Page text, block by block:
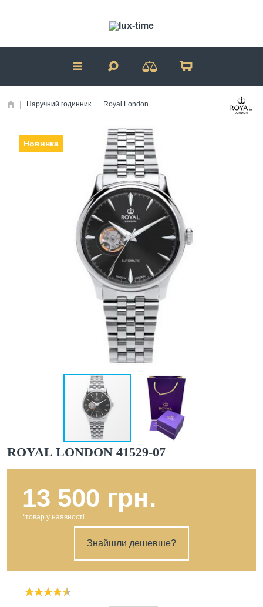
Наручний годинник Royal London
Новинка
ROYAL LONDON 41529-07
13 500 грн.
*товар у наявності.
Знайшли дешевше?